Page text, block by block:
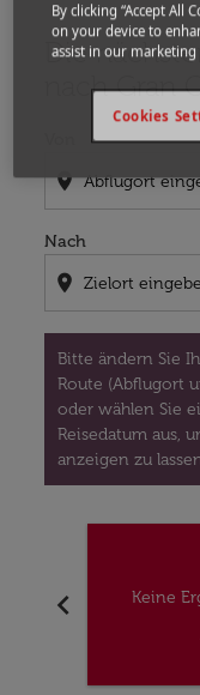
Die
nach Gran
location_on
Nach
location_on
Bitte ändern Sie
Route (Abflugort
oder wählen Sie
Reisedatum aus,
anzeigen zu
Bitte ändern
chevron_left
Keine
By clicking “Accept All
on your device to
assist in our
Cookies